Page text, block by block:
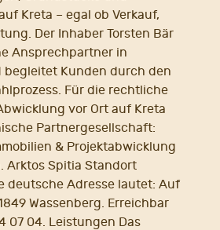
Kreta – egal ob Verkauf,
Der Inhaber Torsten Bär
Ansprechpartner in
begleitet Kunden durch den
Für die rechtliche
vor Ort auf Kreta
Partnergesellschaft:
& Projektabwicklung
Arktos Spitia Standort
deutsche Adresse lautet: Auf
Wassenberg. Erreichbar
07 04. Leistungen Das